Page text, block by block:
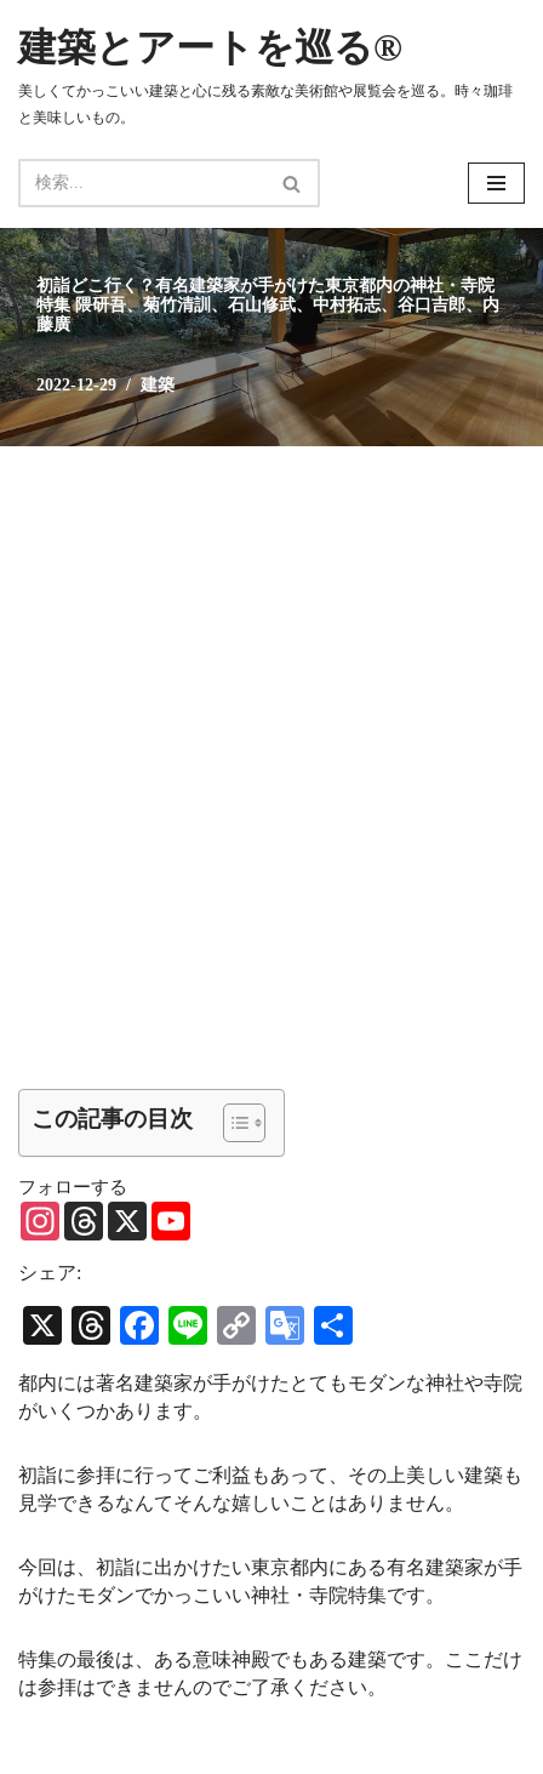
コ
ン
テ
ス
キ
ッ
プ
建築とアートを巡る®
美しくてかっこいい建築と心に残る素敵な美術館や展覧会を巡る。時々珈琲
と美味しいもの。
初詣どこ行く？有名建築家が手がけた東京都内の神社・寺院
特集 隈研吾、菊竹清訓、石山修武、中村拓志、谷口吉郎、内
藤廣
2022-12-29 建築
この記事の目次
フォローする
I
t
g
a
T
d
X
b
e
C
a
n
n
シェア:
X
T
hr
ea
Fa
ce
bo
Li
ne
C
op
y
nk
G
oo
gl
Tr
an
sl
at
有
都内には著名建築家が手がけたとてもモダンな神社や寺院
がいくつかあります。
初詣に参拝に行ってご利益もあって、その上美しい建築も
見学できるなんてそんな嬉しいことはありません。
今回は、初詣に出かけたい東京都内にある有名建築家が手
がけたモダンでかっこいい神社・寺院特集です。
特集の最後は、ある意味神殿でもある建築です。ここだけ
は参拝はできませんのでご了承ください。